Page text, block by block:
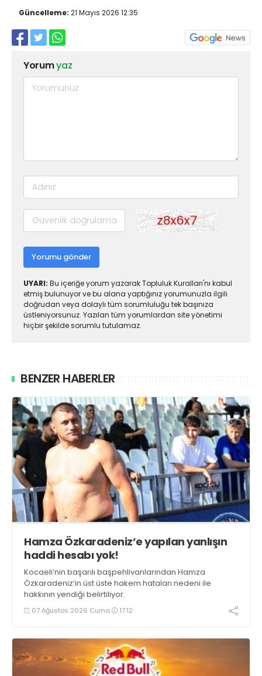
Güncelleme: 21 Mayıs 2026 12:35
Yorumyaz
Yorumu gönder
UYARI: Bu içeriğe yorum yazarak Topluluk Kuralları'nı kabul
etmiş bulunuyor ve bu alana yaptığınız yorumunuzla ilgili
doğrudan veya dolaylı tüm sorumluluğu tek başınıza
üstleniyorsunuz. Yazılan tüm yorumlardan site yönetimi
hiçbir şekilde sorumlu tutulamaz.
BENZER HABERLER
Hamza Özkaradeniz’e yapılan yanlışın
haddi hesabı yok!
Kocaeli’nin başarılı başpehlivanlarından Hamza
Özkaradeniz’in üst üste hakem hataları nedeni ile
hakkının yendiği belirtiliyor.
07 Ağustos 2026 Cuma 17:12